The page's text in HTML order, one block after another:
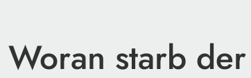
starb der